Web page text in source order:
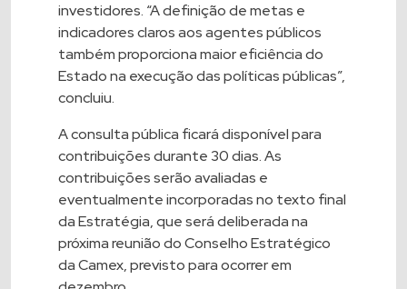
investidores. “A definição de metas e
indicadores claros aos agentes públicos
também proporciona maior eficiência do
Estado na execução das políticas públicas”,
concluiu.
A consulta pública ficará disponível para
contribuições durante 30 dias. As
contribuições serão avaliadas e
eventualmente incorporadas no texto final
da Estratégia, que será deliberada na
próxima reunião do Conselho Estratégico
da Camex, previsto para ocorrer em